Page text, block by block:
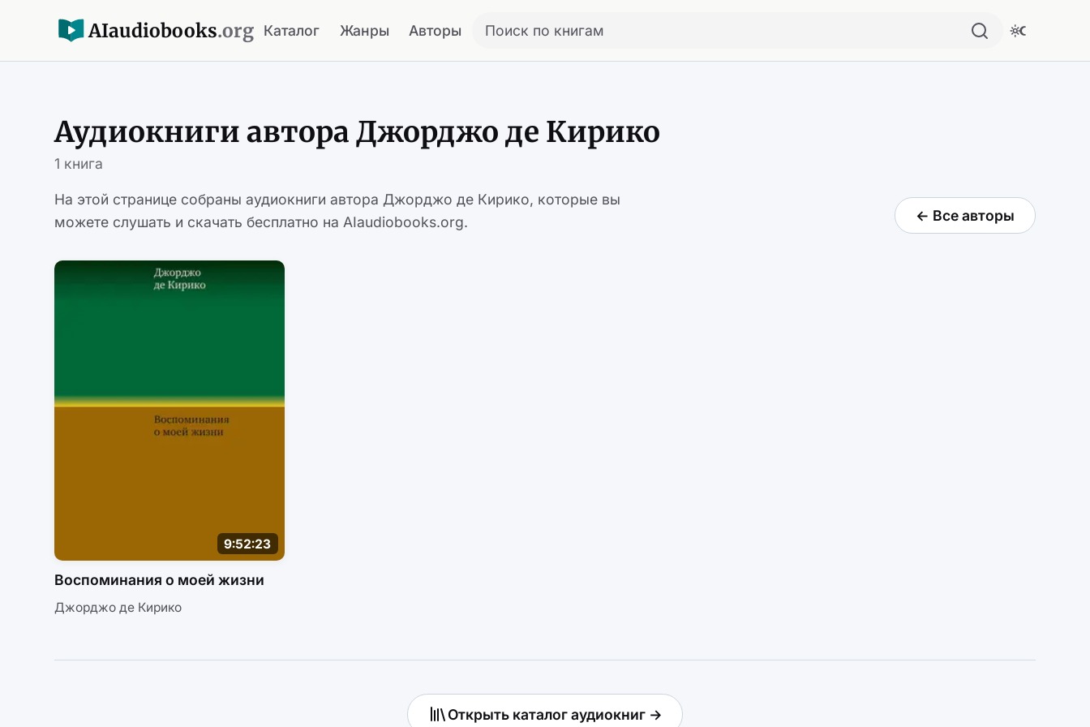
AIaudiobooks.org Каталог Жанры Авторы Поиск по книгам
Аудиокниги автора Джорджо де Кирико
1 книга
На этой странице собраны аудиокниги автора Джорджо де Кирико, которые вы
можете слушать и скачать бесплатно на AIaudiobooks.org.
← Все авторы
9:52:23
Воспоминания о моей жизни
Джорджо де Кирико
Открыть каталог аудиокниг →